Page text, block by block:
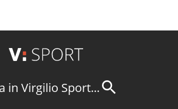
in Virgilio Sport...